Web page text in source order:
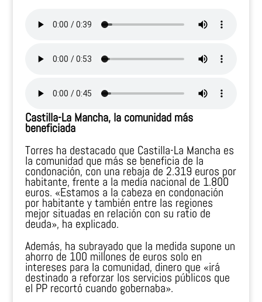
Castilla-La Mancha, la comunidad más
beneficiada
Torres ha destacado que Castilla-La Mancha es
la comunidad que más se beneficia de la
condonación, con una rebaja de 2.319 euros por
habitante, frente a la media nacional de 1.800
euros. «Estamos a la cabeza en condonación
por habitante y también entre las regiones
mejor situadas en relación con su ratio de
deuda», ha explicado.
Además, ha subrayado que la medida supone un
ahorro de 100 millones de euros solo en
intereses para la comunidad, dinero que «irá
destinado a reforzar los servicios públicos que
el PP recortó cuando gobernaba».